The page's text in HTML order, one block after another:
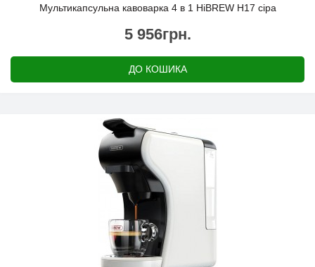
Мультикапсульна кавоварка 4 в 1 HiBREW H17 сіра
5 956грн.
ДО КОШИКА